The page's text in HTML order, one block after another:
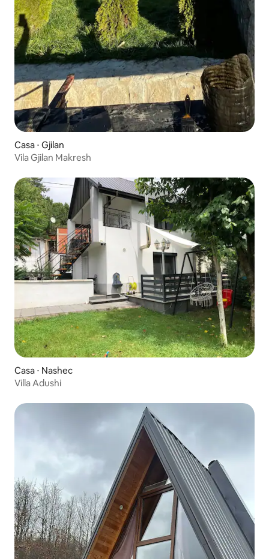
Casa ⋅ Gjilan
Vila Gjilan Makresh
Casa ⋅ Nashec
Villa Adushi